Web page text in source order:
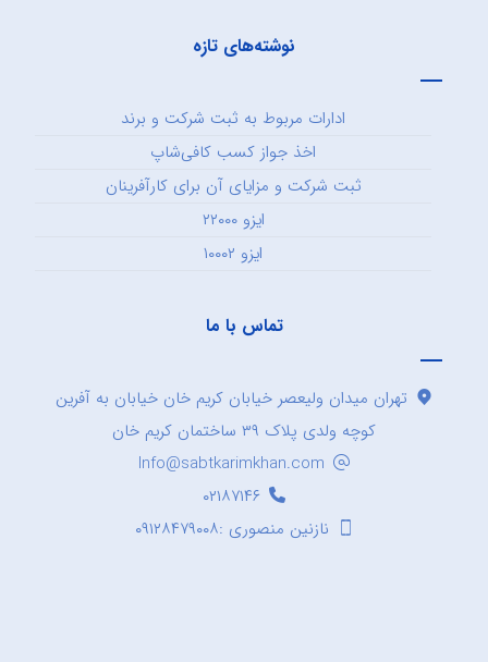
نوشته‌های تازه
ادارات مربوط به ثبت شرکت و برند
اخذ جواز کسب کافی‌شاپ
ثبت شرکت و مزایای آن برای کارآفرینان
ایزو ۲۲۰۰۰
ایزو ۱۰۰۰۲
تماس با ما
تهران میدان ولیعصر خیابان کریم خان خیابان به آفرین
کوچه ولدی پلاک ۳۹ ساختمان کریم خان
Info@sabtkarimkhan.com
۰۲۱۸۷۱۴۶
نازنین منصوری :۰۹۱۲۸۴۷۹۰۰۸